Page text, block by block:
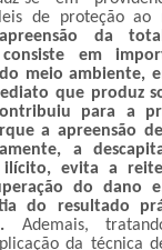
de proteção ao
da
em
meio ambiente,
que produz
para a
a apreensão
a
evita a
do dano
do resultado
Ademais,
da técnica